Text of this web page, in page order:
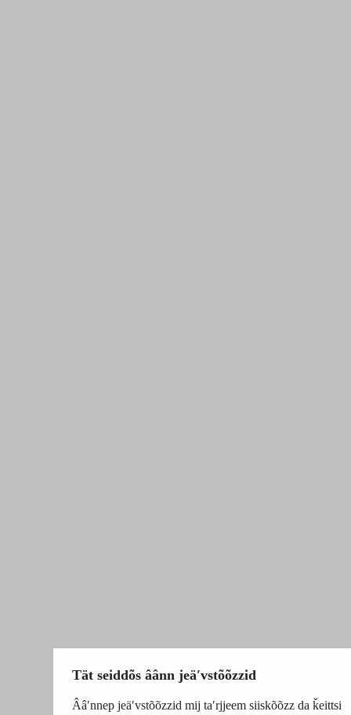
Tät seiddõs âânn jeäʹvstõõzzid
Ââʹnnep jeäʹvstõõzzid mij taʹrjjeem siiskõõzz da ǩeittsi